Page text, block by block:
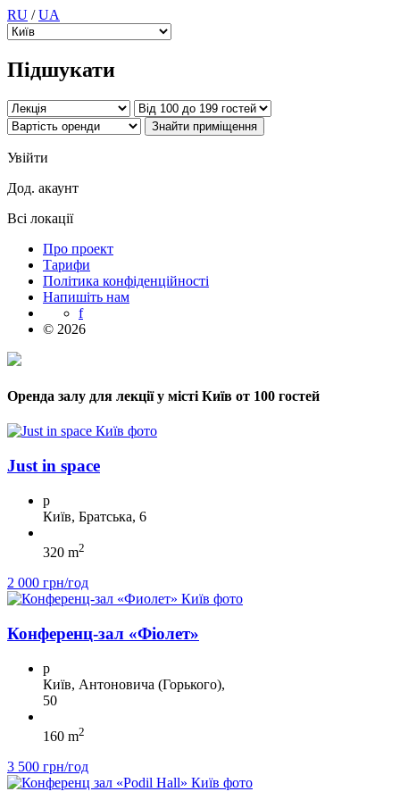
RU /UA
Підшукати
Увійти
Дод. акаунт
Всі локації
Про проект
Тарифи
Політика конфіденційності
Напишіть нам
f
© 2026
Оренда залу для лекції у місті Київ от 100 гостей
Just in space
p
Київ, Братська, 6
320 m2
2 000 грн/год
Конференц-зал «Фіолет»
p
Київ, Антоновича (Горького),
50
160 m2
3 500 грн/год